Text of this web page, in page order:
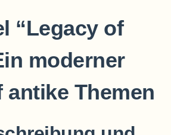
“Legacy of
moderner
antike Themen